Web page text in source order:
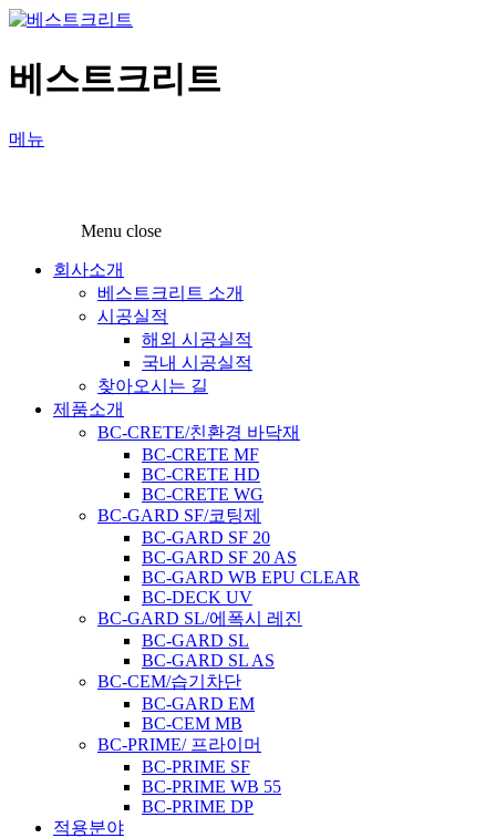
베스트크리트
메뉴
Menu close
회사소개
베스트크리트 소개
시공실적
해외 시공실적
국내 시공실적
찾아오시는 길
제품소개
BC-CRETE/친환경 바닥재
BC-CRETE MF
BC-CRETE HD
BC-CRETE WG
BC-GARD SF/코팅제
BC-GARD SF 20
BC-GARD SF 20 AS
BC-GARD WB EPU CLEAR
BC-DECK UV
BC-GARD SL/에폭시 레진
BC-GARD SL
BC-GARD SL AS
BC-CEM/습기차단
BC-GARD EM
BC-CEM MB
BC-PRIME/ 프라이머
BC-PRIME SF
BC-PRIME WB 55
BC-PRIME DP
적용분야